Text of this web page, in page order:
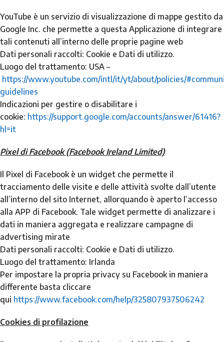
YouTube è un servizio di visualizzazione di mappe gestito da
Google Inc. che permette a questa Applicazione di integrare
tali contenuti all’interno delle proprie pagine web
Dati personali raccolti: Cookie e Dati di utilizzo.
Luogo del trattamento: USA –
https://www.youtube.com/intl/it/yt/about/policies/
guidelines
Indicazioni per gestire o disabilitare i
cookie: https://support.google.com/accounts/answer/61416?
hl=it
Pixel di Facebook (Facebook Ireland Limited)
Il Pixel di Facebook è un widget che permette il
tracciamento delle visite e delle attività svolte dall’utente
all’interno del sito Internet, allorquando è aperto l’accesso
alla APP di Facebook. Tale widget permette di analizzare i
dati in maniera aggregata e realizzare campagne di
advertising mirate
Dati personali raccolti: Cookie e Dati di utilizzo.
Luogo del trattamento: Irlanda
Per impostare la propria privacy su Facebook in maniera
differente basta cliccare
qui https://www.facebook.com/help/325807937506242
Cookies di profilazione